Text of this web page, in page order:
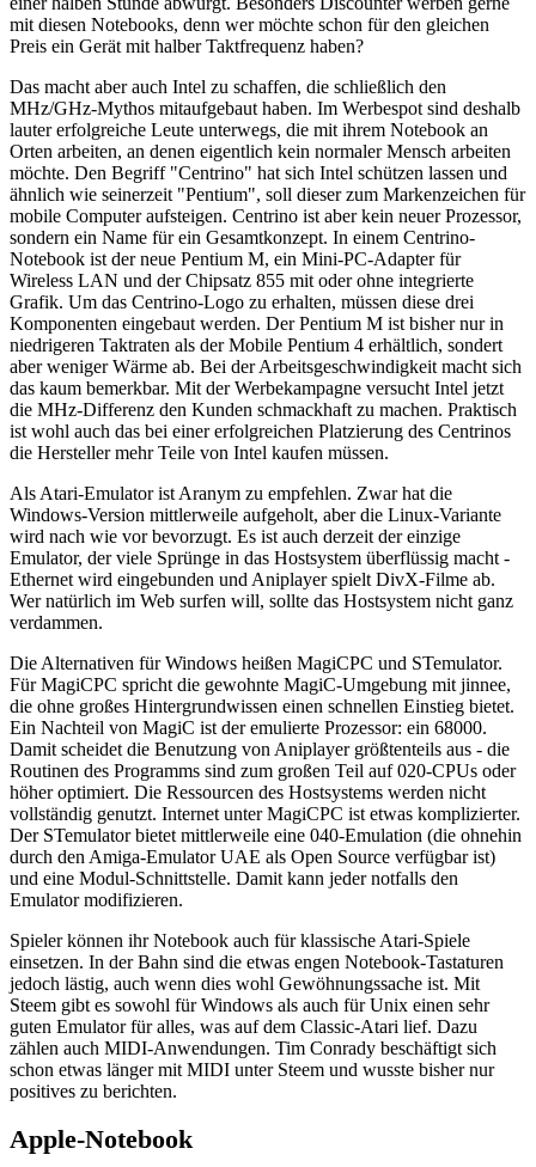
mit diesen Notebooks, denn wer möchte schon für den gleichen
Preis ein Gerät mit halber Taktfrequenz haben?
Das macht aber auch Intel zu schaffen, die schließlich den
MHz/GHz-Mythos mitaufgebaut haben. Im Werbespot sind deshalb
lauter erfolgreiche Leute unterwegs, die mit ihrem Notebook an
Orten arbeiten, an denen eigentlich kein normaler Mensch arbeiten
möchte. Den Begriff "Centrino" hat sich Intel schützen lassen und
ähnlich wie seinerzeit "Pentium", soll dieser zum Markenzeichen für
mobile Computer aufsteigen. Centrino ist aber kein neuer Prozessor,
sondern ein Name für ein Gesamtkonzept. In einem Centrino-
Notebook ist der neue Pentium M, ein Mini-PC-Adapter für
Wireless LAN und der Chipsatz 855 mit oder ohne integrierte
Grafik. Um das Centrino-Logo zu erhalten, müssen diese drei
Komponenten eingebaut werden. Der Pentium M ist bisher nur in
niedrigeren Taktraten als der Mobile Pentium 4 erhältlich, sondert
aber weniger Wärme ab. Bei der Arbeitsgeschwindigkeit macht sich
das kaum bemerkbar. Mit der Werbekampagne versucht Intel jetzt
die MHz-Differenz den Kunden schmackhaft zu machen. Praktisch
ist wohl auch das bei einer erfolgreichen Platzierung des Centrinos
die Hersteller mehr Teile von Intel kaufen müssen.
Als Atari-Emulator ist Aranym zu empfehlen. Zwar hat die
Windows-Version mittlerweile aufgeholt, aber die Linux-Variante
wird nach wie vor bevorzugt. Es ist auch derzeit der einzige
Emulator, der viele Sprünge in das Hostsystem überflüssig macht -
Ethernet wird eingebunden und Aniplayer spielt DivX-Filme ab.
Wer natürlich im Web surfen will, sollte das Hostsystem nicht ganz
verdammen.
Die Alternativen für Windows heißen MagiCPC und STemulator.
Für MagiCPC spricht die gewohnte MagiC-Umgebung mit jinnee,
die ohne großes Hintergrundwissen einen schnellen Einstieg bietet.
Ein Nachteil von MagiC ist der emulierte Prozessor: ein 68000.
Damit scheidet die Benutzung von Aniplayer größtenteils aus - die
Routinen des Programms sind zum großen Teil auf 020-CPUs oder
höher optimiert. Die Ressourcen des Hostsystems werden nicht
vollständig genutzt. Internet unter MagiCPC ist etwas komplizierter.
Der STemulator bietet mittlerweile eine 040-Emulation (die ohnehin
durch den Amiga-Emulator UAE als Open Source verfügbar ist)
und eine Modul-Schnittstelle. Damit kann jeder notfalls den
Emulator modifizieren.
Spieler können ihr Notebook auch für klassische Atari-Spiele
einsetzen. In der Bahn sind die etwas engen Notebook-Tastaturen
jedoch lästig, auch wenn dies wohl Gewöhnungssache ist. Mit
Steem gibt es sowohl für Windows als auch für Unix einen sehr
guten Emulator für alles, was auf dem Classic-Atari lief. Dazu
zählen auch MIDI-Anwendungen. Tim Conrady beschäftigt sich
schon etwas länger mit MIDI unter Steem und wusste bisher nur
positives zu berichten.
Apple-Notebook